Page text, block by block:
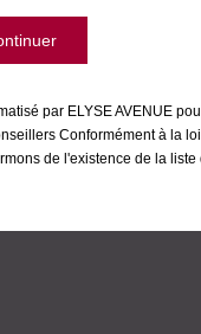
par ELYSE AVENUE
Conformément à la
de l'existence de la